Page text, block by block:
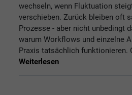
wechseln, wenn Fluktuation
verschieben. Zurück bleiben oft
Prozesse - aber nicht unbedingt
warum Workflows und einzelne
Praxis tatsächlich funktionieren.
Weiterlesen